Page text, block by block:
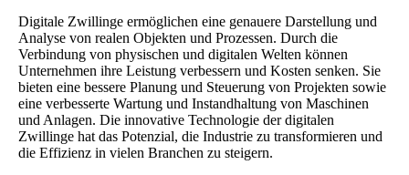
Digitale Zwillinge ermöglichen eine genauere Darstellung und
Analyse von realen Objekten und Prozessen. Durch die
Verbindung von physischen und digitalen Welten können
Unternehmen ihre Leistung verbessern und Kosten senken. Sie
bieten eine bessere Planung und Steuerung von Projekten sowie
eine verbesserte Wartung und Instandhaltung von Maschinen
und Anlagen. Die innovative Technologie der digitalen
Zwillinge hat das Potenzial, die Industrie zu transformieren und
die Effizienz in vielen Branchen zu steigern.